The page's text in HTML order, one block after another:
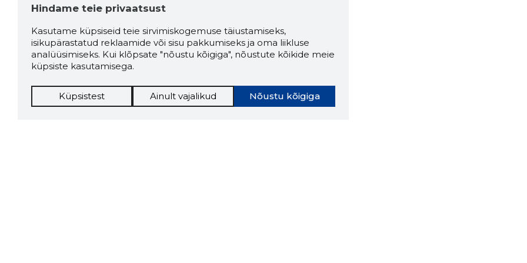
Hindame teie privaatsust
Kasutame küpsiseid teie sirvimiskogemuse täiustamiseks,
isikupärastatud reklaamide või sisu pakkumiseks ja oma liikluse
analüüsimiseks. Kui klõpsate "nõustu kõigiga", nõustute kõikide meie
küpsiste kasutamisega.
Nõustu kõigiga
Küpsistest Ainult vajalikud